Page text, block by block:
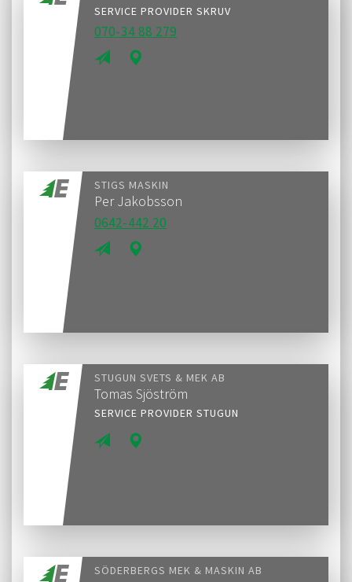
SERVICE PROVIDER SKRUV
070-34 88 279
STIGS MASKIN
Per Jakobsson
0642-442 20
STUGUN SVETS & MEK AB
Tomas Sjöström
SERVICE PROVIDER STUGUN
SÖDERBERGS MEK & MASKIN AB